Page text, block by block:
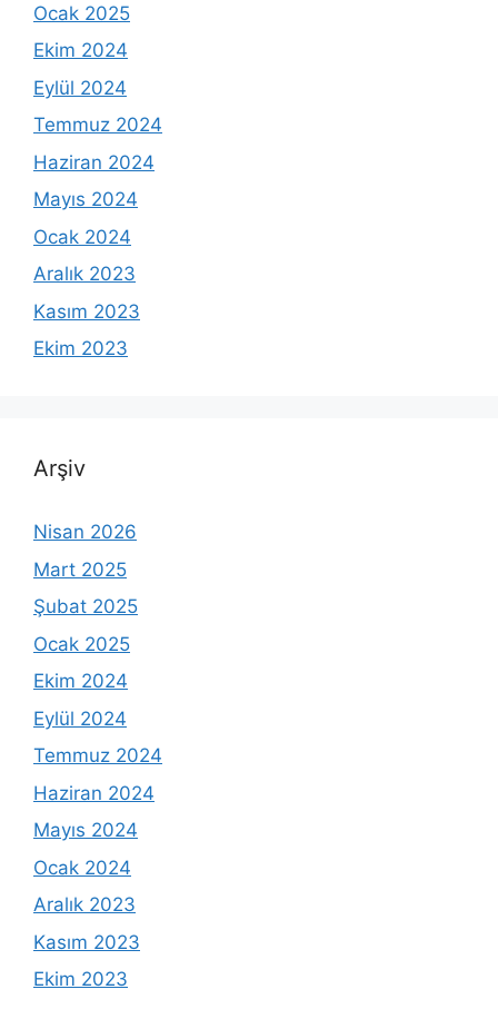
Ocak 2025
Ekim 2024
Eylül 2024
Temmuz 2024
Haziran 2024
Mayıs 2024
Ocak 2024
Aralık 2023
Kasım 2023
Ekim 2023
Arşiv
Nisan 2026
Mart 2025
Şubat 2025
Ocak 2025
Ekim 2024
Eylül 2024
Temmuz 2024
Haziran 2024
Mayıs 2024
Ocak 2024
Aralık 2023
Kasım 2023
Ekim 2023